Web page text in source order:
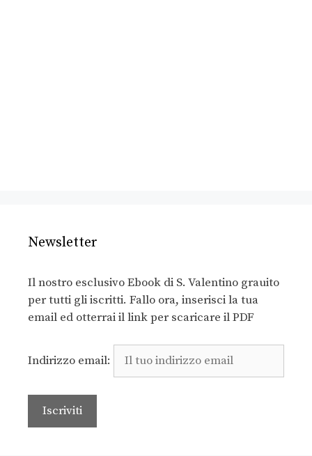
Newsletter
Il nostro esclusivo Ebook di S. Valentino grauito
per tutti gli iscritti. Fallo ora, inserisci la tua
email ed otterrai il link per scaricare il PDF
Indirizzo email: